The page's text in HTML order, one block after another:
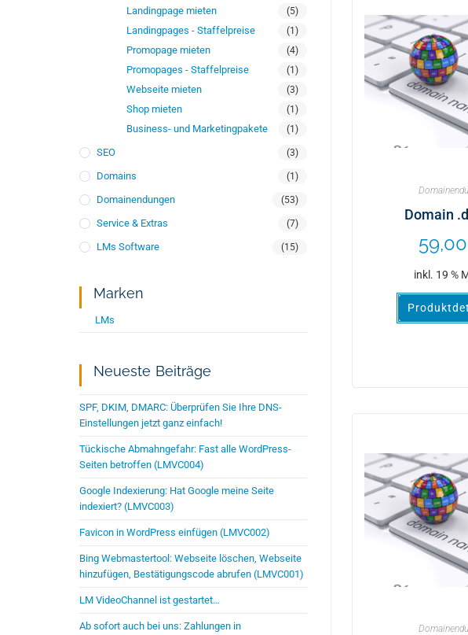
Domain
59,00
inkl. 19 %
Landingpage mieten (5)
Landingpages - Staffelpreise (1)
Promopage mieten (4)
Promopages - Staffelpreise (1)
Webseite mieten (3)
Shop mieten (1)
Business- und Marketingpakete (1)
SEO (3)
Domains (1)
Domainendungen (53)
Service & Extras (7)
LMs Software (15)
Marken
LMs
Neueste Beiträge
SPF, DKIM, DMARC: Überprüfen Sie Ihre DNS-
Einstellungen jetzt ganz einfach!
Tückische Abmahngefahr: Fast alle WordPress-
Seiten betroffen (LMVC004)
Google Indexierung: Hat Google meine Seite
indexiert? (LMVC003)
Favicon in WordPress einfügen (LMVC002)
Bing Webmastertool: Webseite löschen, Webseite
hinzufügen, Bestätigungscode abrufen (LMVC001)
LM VideoChannel ist gestartet…
Ab sofort auch bei uns: Zahlungen in